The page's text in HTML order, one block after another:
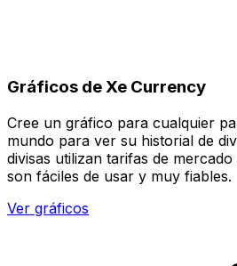
Gráficos de Xe Currency
Cree un gráfico para cualquier
mundo para ver su historial de
divisas utilizan tarifas de
son fáciles de usar y muy fiables.
Ver gráficos